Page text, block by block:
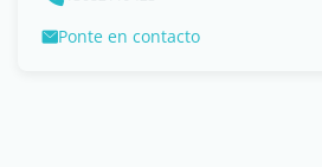
Ponte en contacto